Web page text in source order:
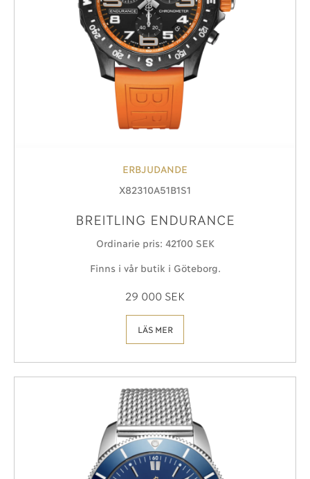
ERBJUDANDE
X82310A51B1S1
BREITLING ENDURANCE
Ordinarie pris: 42´100 SEK
Finns i vår butik i Göteborg.
29 000 SEK
LÄS MER